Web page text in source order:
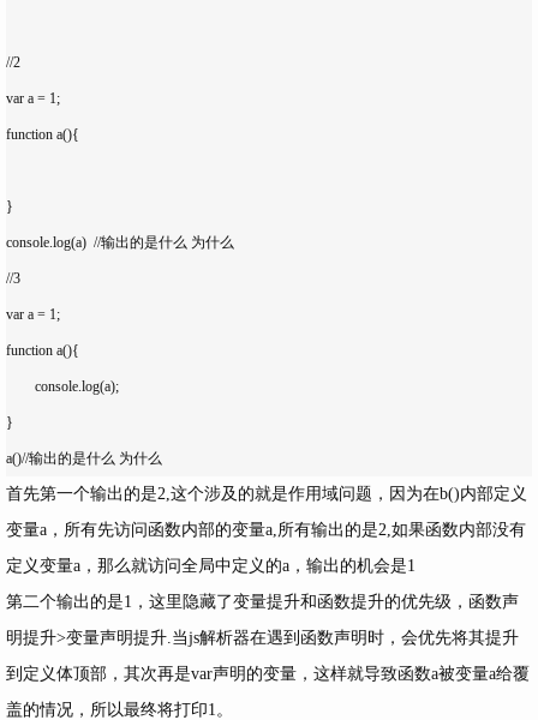
//2
var a = 1;
function a(){
}
console.log(a)  //输出的是什么 为什么
//3
var a = 1;
function a(){
}
首先第一个输出的是2,这个涉及的就是作用域问题，因为在b()内部定义
变量a，所有先访问函数内部的变量a,所有输出的是2,如果函数内部没有
定义变量a，那么就访问全局中定义的a，输出的机会是1
第二个输出的是1，这里隐藏了变量提升和函数提升的优先级，函数声
明提升>变量声明提升.当js解析器在遇到函数声明时，会优先将其提升
到定义体顶部，其次再是var声明的变量，这样就导致函数a被变量a给覆
盖的情况，所以最终将打印1。